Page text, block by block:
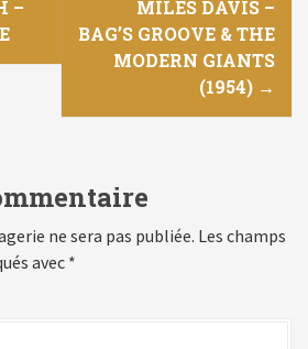
–
MILES DAVIS –
BAG’S GROOVE & THE
MODERN GIANTS
(1954) →
ne sera pas publiée. Les champs
avec *